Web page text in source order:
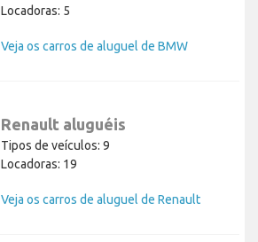
Locadoras: 5
Veja os carros de aluguel de BMW
Renault aluguéis
Tipos de veículos: 9
Locadoras: 19
Veja os carros de aluguel de Renault